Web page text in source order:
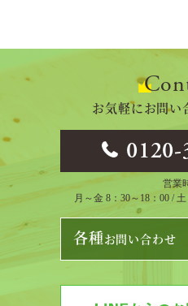
お気軽にお問い
営業
月～金 8：30～18：00 /
各種お問い合わせ